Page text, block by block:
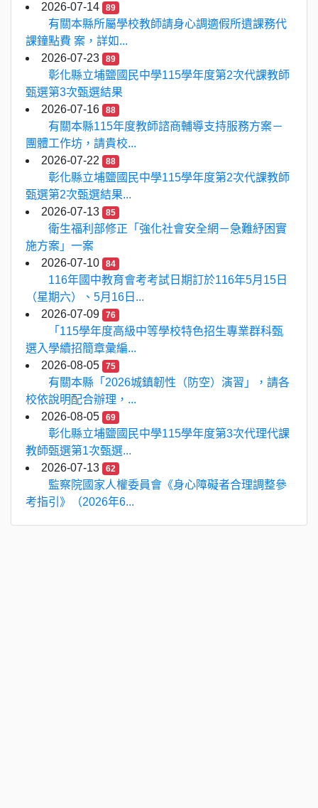
2026-07-14
89
有關本縣所屬學校教師請身心調適假所遺課務代
課鐘點費 案，詳如...
2026-07-23
89
彰化縣立埔鹽國民中學115學年度第2次代課教師
甄選第3次甄選結果
2026-07-16
88
有關本縣115年度教師諮商輔導支持服務方案－
團體工作坊，請貴校...
2026-07-22
88
彰化縣立埔鹽國民中學115學年度第2次代課教師
甄選第2次甄選結果...
2026-07-13
85
衛生福利部修正「強化社會安全網－急難紓困實
施方案」一案
2026-07-10
84
116年國中教育會考考試日期訂於116年5月15日
（星期六）、5月16日...
2026-07-09
76
「115學年度高級中等學校特色招生專業群科甄
選入學續招簡章彙編...
2026-08-05
75
有關本縣「2026城鎮韌性（防空）演習」，請各
校依說明配合辦理，...
2026-08-05
69
彰化縣立埔鹽國民中學115學年度第3次代理代課
教師甄選第1次甄選...
2026-07-13
62
監察院國家人權委員會《身心障礙者合理調整參
考指引》（2026年6...